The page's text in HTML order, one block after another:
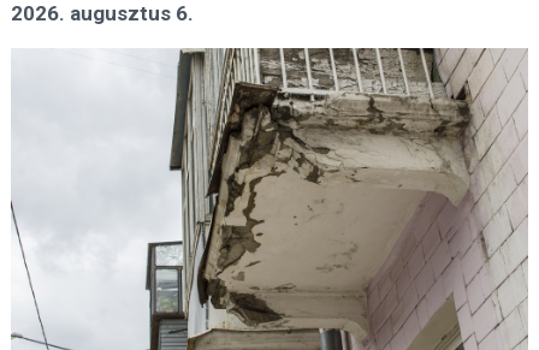
2026. augusztus 6.